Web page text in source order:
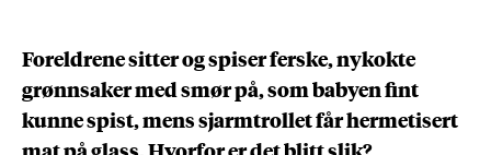
Foreldrene sitter og spiser ferske, nykokte
grønnsaker med smør på, som babyen fint
kunne spist, mens sjarmtrollet får hermetisert